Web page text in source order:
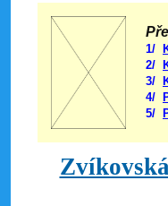
1/
2/
3/
4/
5/